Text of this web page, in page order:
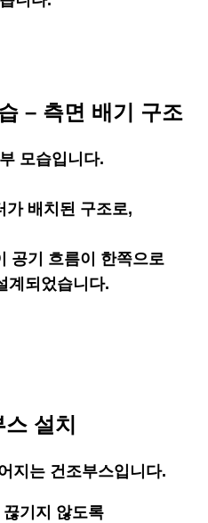
– 측면 배기 구조
모습입니다.
가 배치된 구조로,
공기 흐름이 한쪽으로
계되었습니다.
설치
지는 건조부스입니다.
기지 않도록